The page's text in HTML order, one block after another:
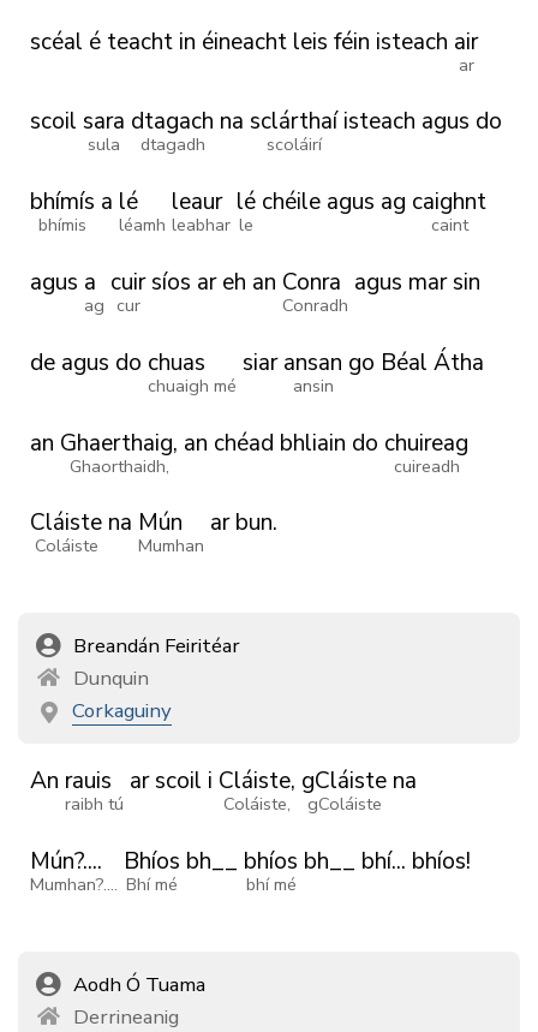
scéal é teacht in éineacht leis féin isteach air
ar
scoil sara
sula
dtagach
dtagadh
na sclárthaí
scoláirí
isteach agus do
bhímís
bhímis
a lé
léamh
leaur
leabhar
lé
le
chéile agus ag caighnt
caint
agus a
ag
cuir
cur
síos ar eh an Conra
Conradh
agus marsin
de agus do chuas
chuaigh mé
siar ansan
ansin
go Béal Átha
an Ghaerthaig,
Ghaorthaidh,
an chéad bhliain do chuireag
cuireadh
Cláiste
Coláiste
na Mún
Mumhan
ar bun.
Breandán Feiritéar
Dunquin
Corkaguiny
An rauis
raibh tú
arscoil i Cláiste,
Coláiste,
gCláiste
gColáiste
na
Mún?....
Mumhan?....
Bhíos
Bhí mé
bh__ bhíos
bhí mé
bh__ bhí... bhíos!
Aodh Ó Tuama
Derrineanig